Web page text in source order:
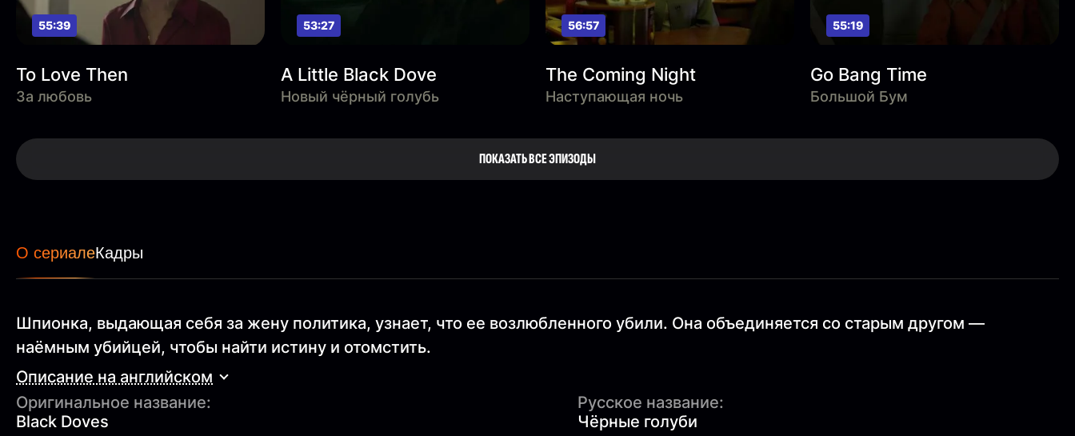
55:39
To Love Then
За любовь
53:27
A Little Black Dove
Новый чёрный голубь
56:57
The Coming Night
Наступающая ночь
55:19
Go Bang Time
Большой Бум
ПОКАЗАТЬ ВСЕ ЭПИЗОДЫ
О сериалеКадры
Шпионка, выдающая себя за жену политика, узнает, что ее возлюбленного убили. Она объединяется со старым другом —
наёмным убийцей, чтобы найти истину и отомстить.
Описание на английском
Оригинальное название:
Black Doves
Русское название:
Чёрные голуби